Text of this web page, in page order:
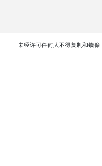
未经许可任何人不得复制和镜